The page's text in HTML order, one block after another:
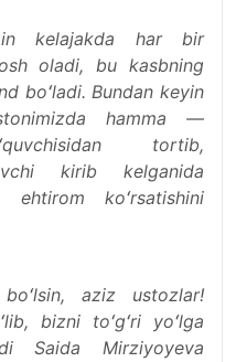
kelajakda har bir
oladi, bu kasbning
boʻladi. Bundan keyin
hamma —
tortib,
kirib kelganida
koʻrsatishini
aziz ustozlar!
bizni toʻgʻri yoʻlga
Saida Mirziyoyeva